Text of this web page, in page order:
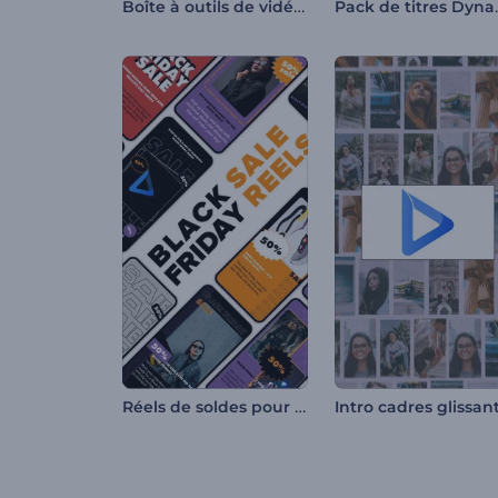
Boîte à outils de vidéos explicatives 3D
Réels de soldes pour le Black Friday Intro cadres